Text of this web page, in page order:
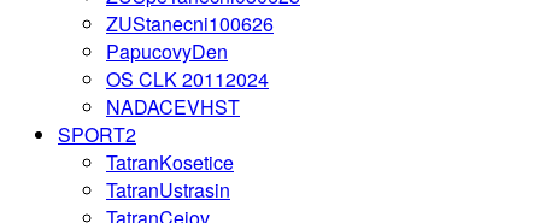
ZUStanecni100626
PapucovyDen
OS CLK 20112024
NADACEVHST
SPORT2
TatranKosetice
TatranUstrasin
TatranCejov